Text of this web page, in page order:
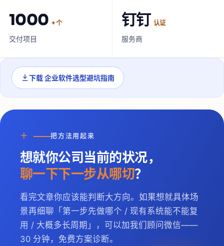
1000 + 个
交付项目
钉钉 认证
服务商
下载企业软件选型避坑指南
＋ 把方法用起来
想就你公司当前的状况，
聊一下下一步从哪切？
看完文章你应该能判断大方向。如果想就具体场
景再细聊「第一步先做哪个 / 现有系统能不能复
用 / 大概多长周期」，可以加我们顾问微信——
30 分钟，免费方案诊断。